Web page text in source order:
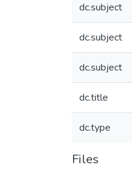
dc.subject
dc.subject
dc.subject
dc.title
dc.type
Files